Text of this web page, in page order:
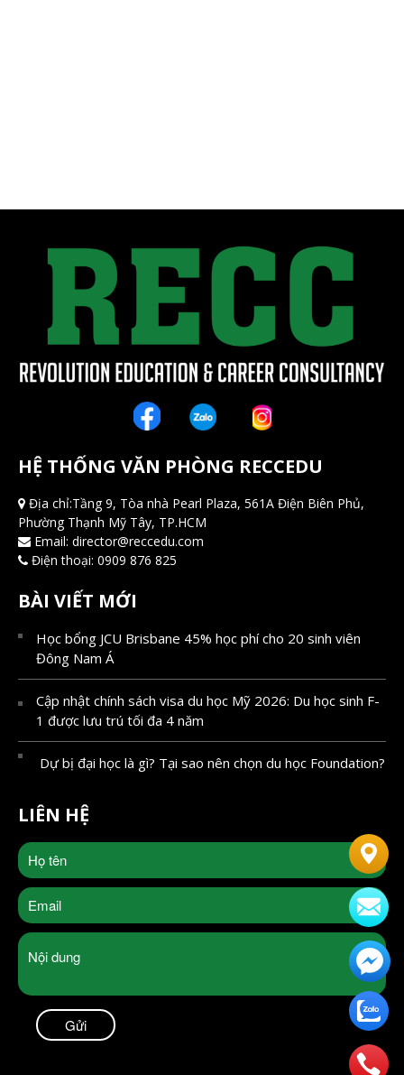
HỆ THỐNG VĂN PHÒNG RECCEDU
Địa chỉ:Tầng 9, Tòa nhà Pearl Plaza, 561A Điện Biên Phủ,
Phường Thạnh Mỹ Tây, TP.HCM
Email: director@reccedu.com
Điện thoại: 0909 876 825
BÀI VIẾT MỚI
Học bổng JCU Brisbane 45% học phí cho 20 sinh viên
Đông Nam Á
Cập nhật chính sách visa du học Mỹ 2026: Du học sinh F-
1 được lưu trú tối đa 4 năm
Dự bị đại học là gì? Tại sao nên chọn du học Foundation?
LIÊN HỆ